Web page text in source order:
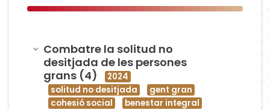
Amagar
Combatre la solitud no
desitjada de les persones
grans (4)
2024
solitud no desitjada
gent gran
cohesió social
benestar integral